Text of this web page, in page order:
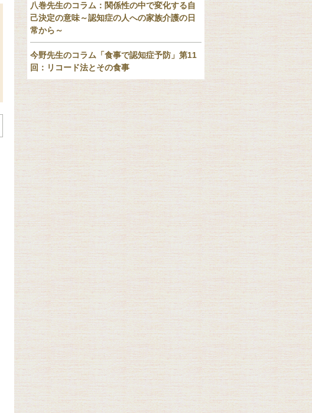
八巻先生のコラム：関係性の中で変化する自
己決定の意味～認知症の人への家族介護の日
常から～
今野先生のコラム「食事で認知症予防」第11
回：リコード法とその食事